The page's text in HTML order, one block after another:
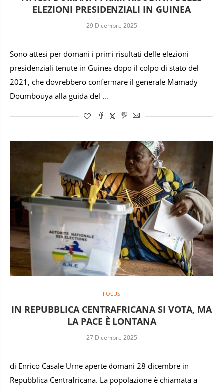
ELEZIONI PRESIDENZIALI IN GUINEA
29 Dicembre 2025
Sono attesi per domani i primi risultati delle elezioni
presidenziali tenute in Guinea dopo il colpo di stato del
2021, che dovrebbero confermare il generale Mamady
Doumbouya alla guida del …
FOCUS
IN REPUBBLICA CENTRAFRICANA SI VOTA, MA
LA PACE È LONTANA
27 Dicembre 2025
di Enrico Casale Urne aperte domani 28 dicembre in
Repubblica Centrafricana. La popolazione è chiamata a